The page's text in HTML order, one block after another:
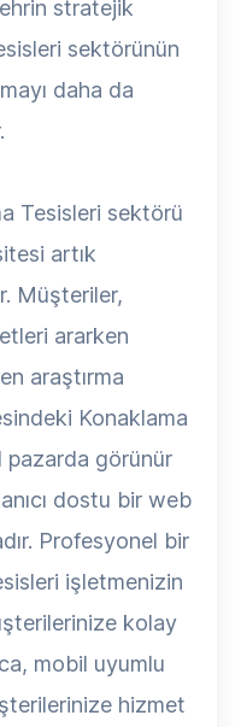
stratejik
sektörünün
daha da
Tesisleri sektörü
artık
Müşteriler,
ararken
araştırma
Konaklama
pazarda görünür
dostu bir web
Profesyonel bir
işletmenizin
kolay
mobil uyumlu
hizmet